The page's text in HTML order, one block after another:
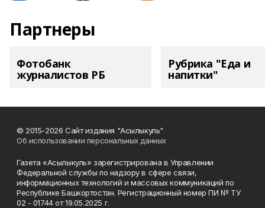
Партнеры
Фотобанк
журналистов РБ
Рубрика "Еда и
напитки"
© 2015-2026 Сайт издания "Асылыкуль"
Об использовании персональных данных
Газета «Асылыкуль» зарегистрирована в Управлении
Федеральной службы по надзору в сфере связи,
информационных технологий и массовых коммуникаций по
Республике Башкортостан. Регистрационный номер ПИ № ТУ
02 - 01744 от 19.05.2025 г.